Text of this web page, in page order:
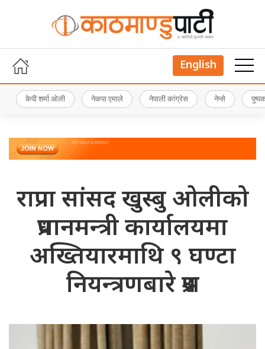
English
केपी शर्मा ओली नेकपा एमाले नेपाली कांग्रेस नेप्से
राप्रपा सांसद खुस्बु ओलीको
प्रधानमन्त्री कार्यालयमा
अख्तियारमाथि ९ घण्टा
नियन्त्रणबारे प्रश्न